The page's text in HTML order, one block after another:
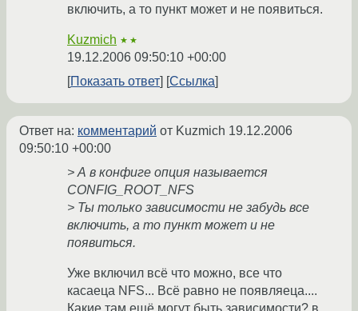
включить, а то пункт может и не появиться.
Kuzmich ★★
19.12.2006 09:50:10 +00:00
Показать ответ
Ссылка
Ответ на: комментарий от Kuzmich 19.12.2006
09:50:10 +00:00
> А в конфиге опция называется
CONFIG_ROOT_NFS
> Ты только зависимости не забудь все
включить, а то пункт может и не
появиться.
Уже включил всё что можно, все что
касаеца NFS... Всё равно не появляеца....